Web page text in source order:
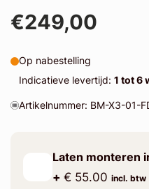
€249,00
Op nabestelling
Indicatieve levertijd: 1 tot 6
Artikelnummer: BM-X3-01-
Laten monteren
+ € 55.00 incl. btw